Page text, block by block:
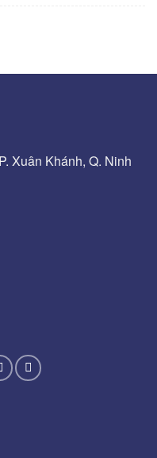
Xuân Khánh, Q. Ninh